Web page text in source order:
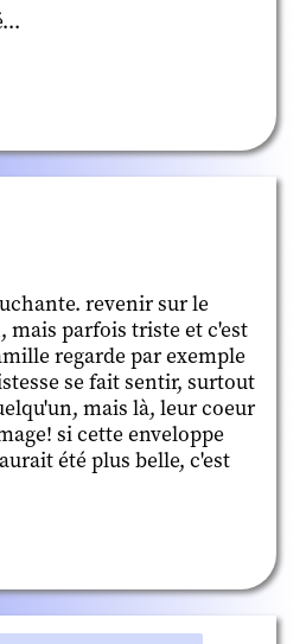
revenir sur le
mais parfois triste et c'est
regarde par exemple
se fait sentir, surtout
mais là, leur coeur
si cette enveloppe
été plus belle, c'est